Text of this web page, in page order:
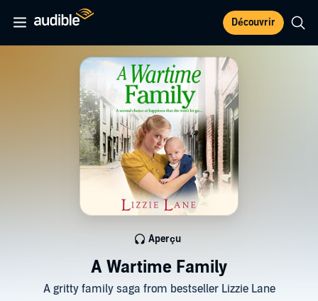
Découvrir
A Wartime Family
A gritty family saga from bestseller Lizzie Lane
Aperçu